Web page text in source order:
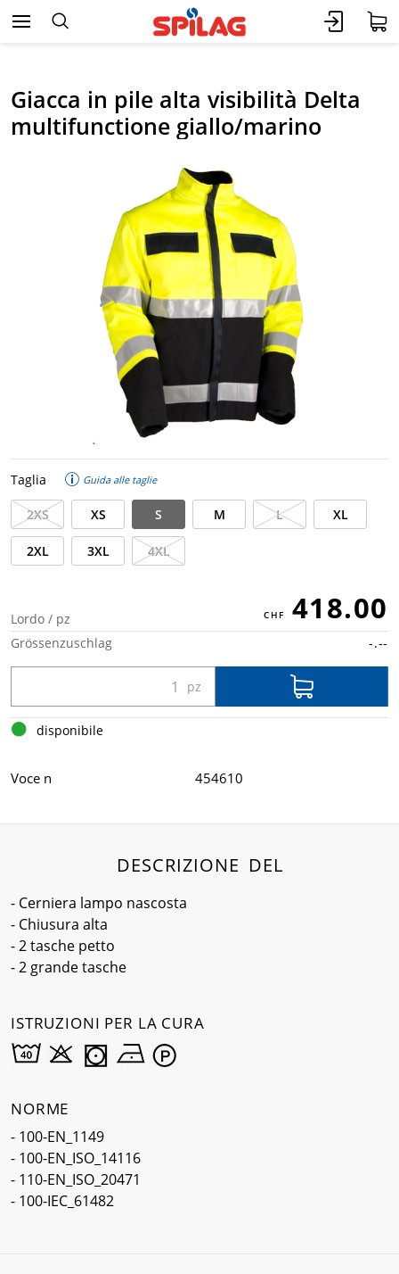
Giacca in pile alta visibilità Delta
multifunctione giallo/marino
Taglia Guida alle taglie
2XS XS S M L XL
2XL 3XL 4XL
Lordo / pz 418.00
Grössenzuschlag -.--
disponibile
Voce n 454610
DESCRIZIONE DEL
- Cerniera lampo nascosta
- Chiusura alta
- 2 tasche petto
- 2 grande tasche
ISTRUZIONI PER LA CURA
NORME
- 100-EN_1149
- 100-EN_ISO_14116
- 110-EN_ISO_20471
- 100-IEC_61482